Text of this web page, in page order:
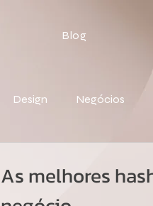
Blog
Design Negócios
As melhores